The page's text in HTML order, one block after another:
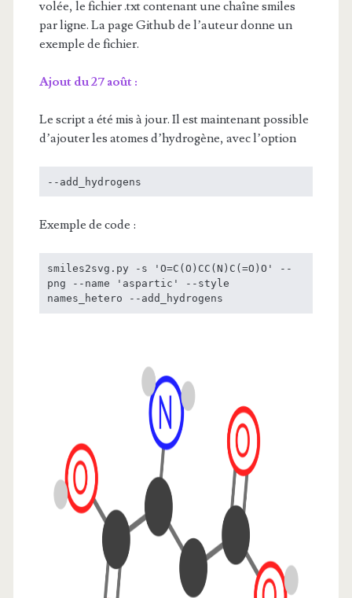
volée, le fichier .txt contenant une chaîne smiles
par ligne. La page Github de l’auteur donne un
exemple de fichier.
Ajout du 27 août :
Le script a été mis à jour. Il est maintenant possible
d’ajouter les atomes d’hydrogène, avec l’option
--add_hydrogens
Exemple de code :
smiles2svg.py -s 'O=C(O)CC(N)C(=O)O' --
png --name 'aspartic' --style
names_hetero --add_hydrogens